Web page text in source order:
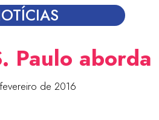
Paulo
de 2016